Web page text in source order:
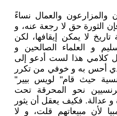
والمزارعون والعمال نساءً
الثورة حق لا رجعة عنه، و
لا يمكن إيقافها، لكن
و العلماء الصالحين و
كلامي هذا لست أدعو إلى
الذي أحس به و خوفي من تكرر
حيث قام" لويس بيير"
نحو المحرقة تحت
و عدالة. فكيف يعقل أن يثور
لأن مبيعاتهم قلت، و لا